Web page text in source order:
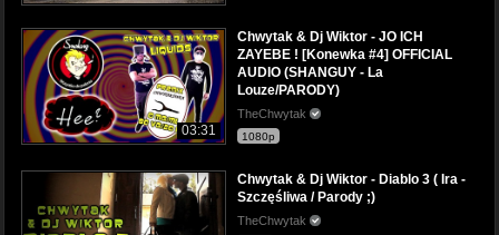
03:31
Chwytak & Dj Wiktor - JO ICH
ZAYEBE ! [Konewka #4] OFFICIAL
AUDIO (SHANGUY - La
Louze/PARODY)
TheChwytak
1080p
Chwytak & Dj Wiktor - Diablo 3 ( Ira -
Szczęśliwa / Parody ;)
TheChwytak